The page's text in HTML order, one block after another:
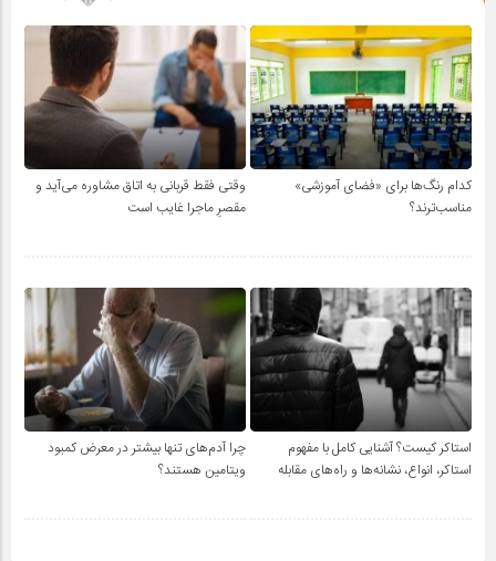
کدام رنگ‌ها برای «فضای آموزشی»
مناسب‌ترند؟
وقتی فقط قربانی به اتاق مشاوره می‌آید و
مقصرِ ماجرا غایب است
استاکر کیست؟ آشنایی کامل با مفهوم
استاکر، انواع، نشانه‌ها و راه‌های مقابله
چرا آدم‌های تنها بیشتر در معرض کمبود
ویتامین هستند؟